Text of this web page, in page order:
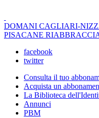
DOMANI CAGLIARI-
PISACANE
facebook
twitter
Consulta il tuo
Acquista un
La Biblioteca
Annunci
PBM